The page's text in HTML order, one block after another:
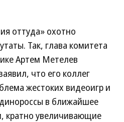
оттуда» охотно
Так, глава комитета
Артем Метелев
что его коллег
жестоких видеоигр и
в ближайшее
кратно увеличивающие